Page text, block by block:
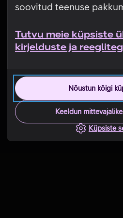
soovitud teenuse
Tutvu meie küpsiste
kirjelduste ja
Nõustun kõigi
Keeldun
Küpsiste